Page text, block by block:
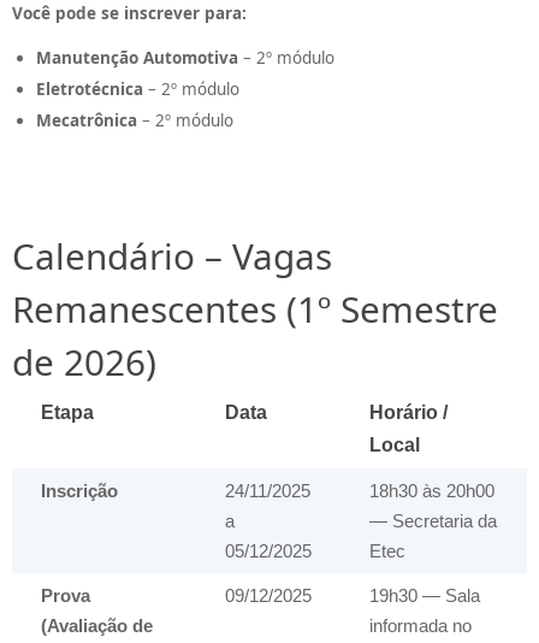
Você pode se inscrever para:
Manutenção Automotiva – 2º módulo
Eletrotécnica – 2º módulo
Mecatrônica – 2º módulo
Calendário – Vagas
Remanescentes (1º Semestre
de 2026)
Etapa Data
Horário /
Local
Inscrição
24/11/2025
a
05/12/2025
18h30 às 20h00
— Secretaria da
Etec
Prova
(Avaliação de
09/12/2025
19h30 — Sala
informada no